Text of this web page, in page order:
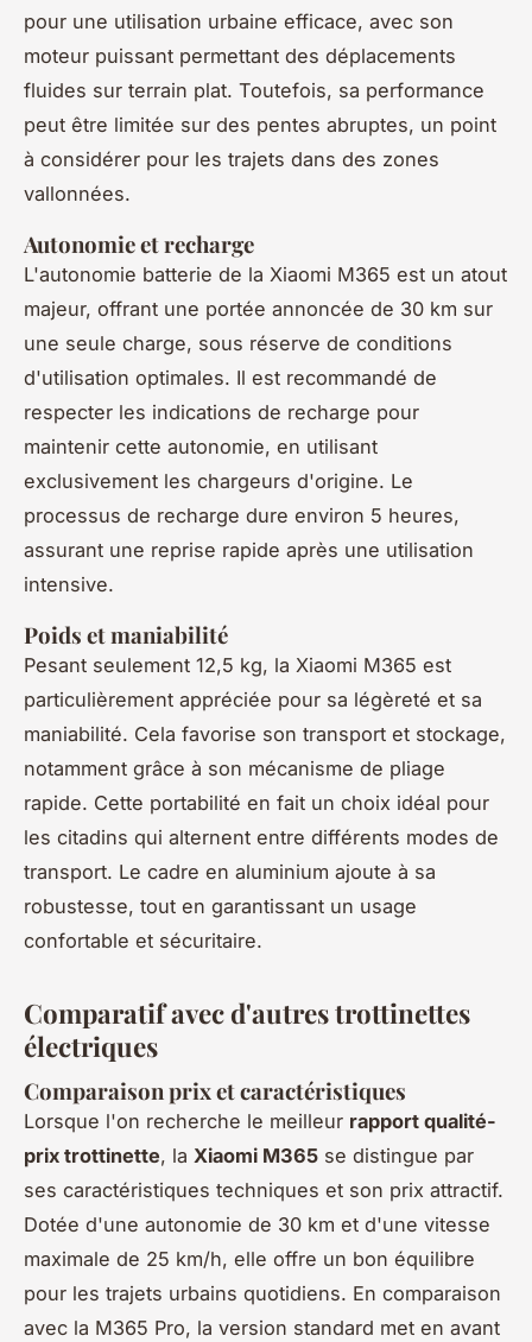
pour une utilisation urbaine efficace, avec son
moteur puissant permettant des déplacements
fluides sur terrain plat. Toutefois, sa performance
peut être limitée sur des pentes abruptes, un point
à considérer pour les trajets dans des zones
vallonnées.
Autonomie et recharge
L'autonomie batterie de la Xiaomi M365 est un atout
majeur, offrant une portée annoncée de 30 km sur
une seule charge, sous réserve de conditions
d'utilisation optimales. Il est recommandé de
respecter les indications de recharge pour
maintenir cette autonomie, en utilisant
exclusivement les chargeurs d'origine. Le
processus de recharge dure environ 5 heures,
assurant une reprise rapide après une utilisation
intensive.
Poids et maniabilité
Pesant seulement 12,5 kg, la Xiaomi M365 est
particulièrement appréciée pour sa légèreté et sa
maniabilité. Cela favorise son transport et stockage,
notamment grâce à son mécanisme de pliage
rapide. Cette portabilité en fait un choix idéal pour
les citadins qui alternent entre différents modes de
transport. Le cadre en aluminium ajoute à sa
robustesse, tout en garantissant un usage
confortable et sécuritaire.
Comparatif avec d'autres trottinettes
électriques
Comparaison prix et caractéristiques
Lorsque l'on recherche le meilleur rapport qualité-
prix trottinette, la Xiaomi M365 se distingue par
ses caractéristiques techniques et son prix attractif.
Dotée d'une autonomie de 30 km et d'une vitesse
maximale de 25 km/h, elle offre un bon équilibre
pour les trajets urbains quotidiens. En comparaison
avec la M365 Pro, la version standard met en avant